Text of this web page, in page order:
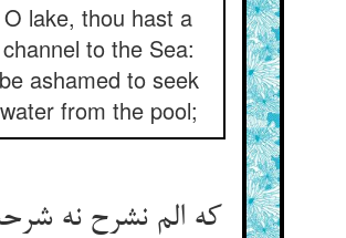
O lake, thou hast a
channel to the Sea:
be ashamed to seek
water from the pool;
که الم نشرح نه